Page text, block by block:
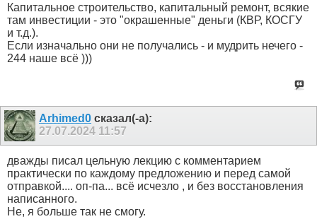
Капитальное строительство, капитальный ремонт, всякие
там инвестиции - это "окрашенные" деньги (КВР, КОСГУ
и т.д.).
Если изначально они не получались - и мудрить нечего -
244 наше всё )))
Arhimed0 сказал(-а):
27.07.2024 11:57
дважды писал цельную лекцию с комментарием
практически по каждому предложению и перед самой
отправкой.... оп-па... всё исчезло , и без восстановления
написанного.
Не, я больше так не смогу.